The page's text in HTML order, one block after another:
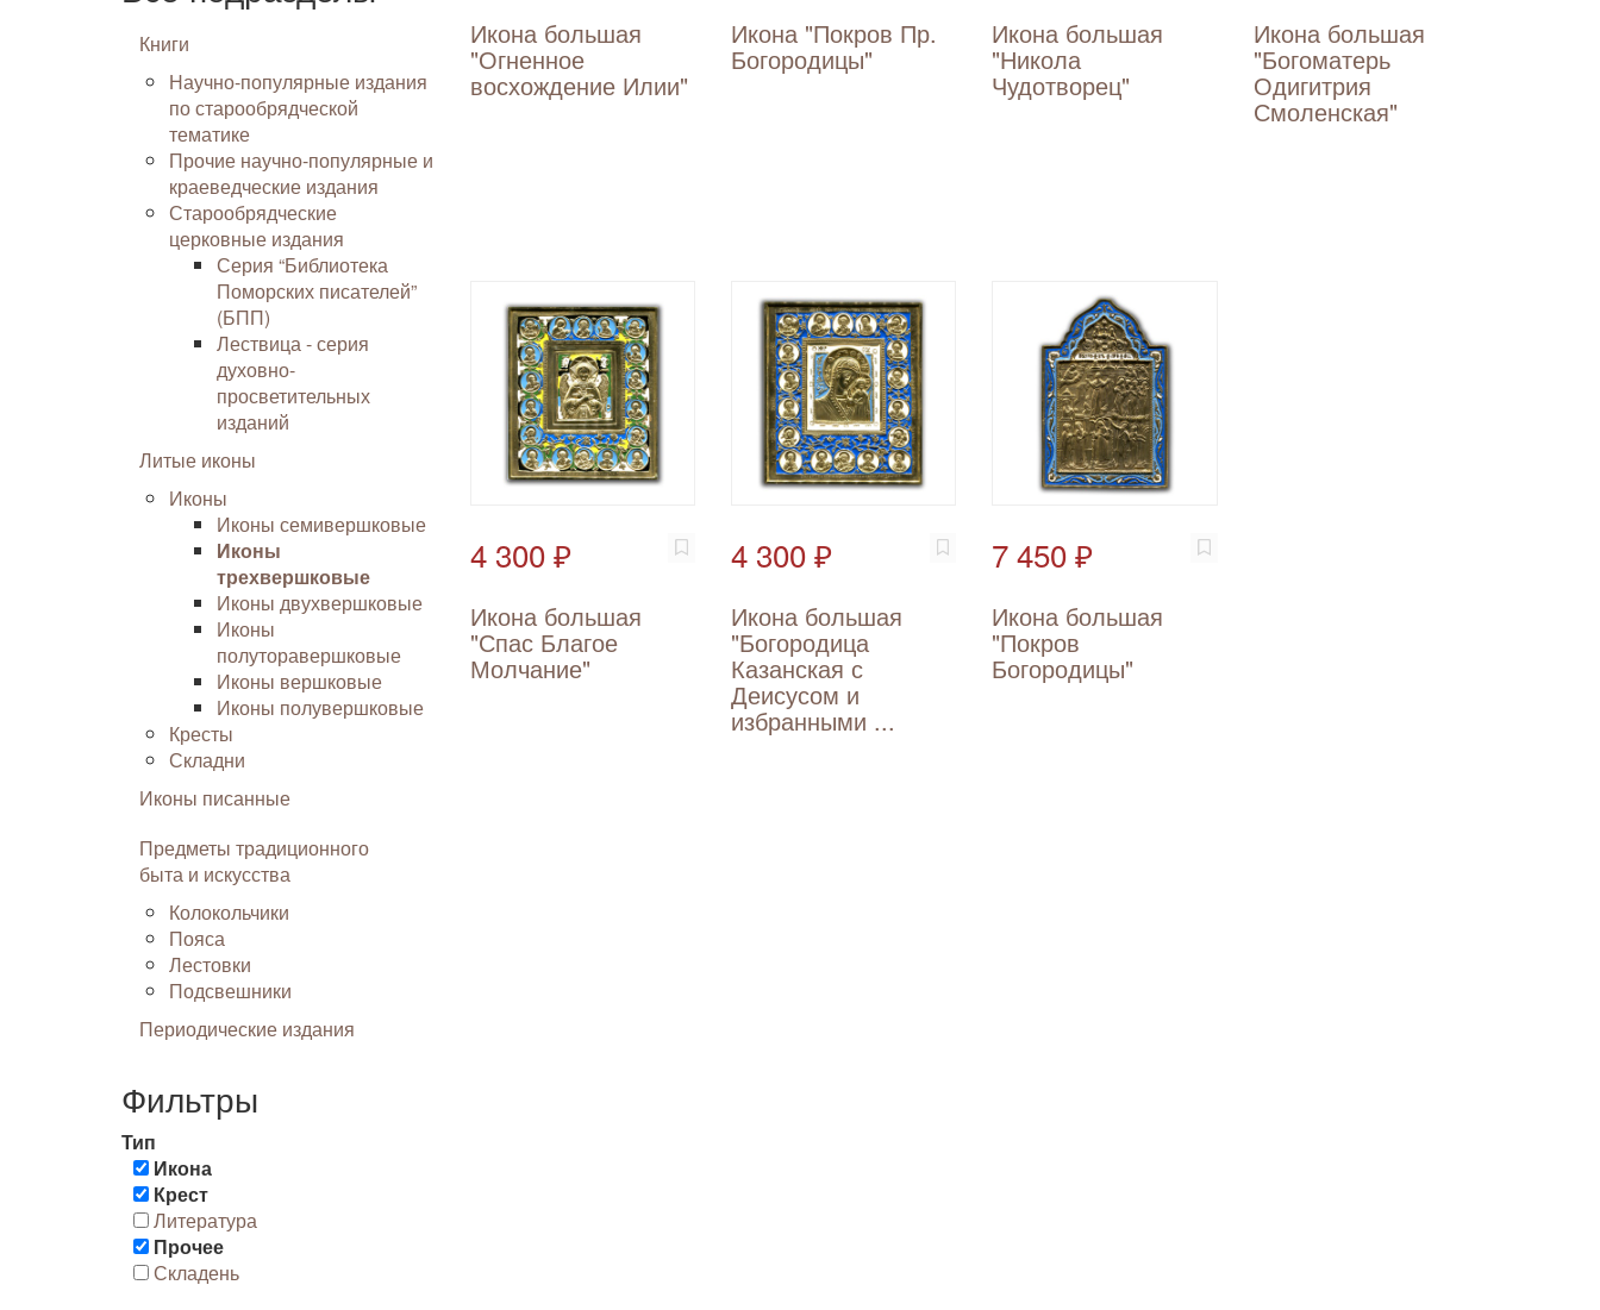
Книги
Научно-популярные издания
по старообрядческой
тематике
Прочие научно-популярные и
краеведческие издания
Старообрядческие
церковные издания
Серия “Библиотека
Поморских писателей”
(БПП)
Лествица - серия
духовно-
просветительных
изданий
Литые иконы
Иконы
Иконы семивершковые
Иконы
трехвершковые
Иконы двухвершковые
Иконы
полуторавершковые
Иконы вершковые
Иконы полувершковые
Кресты
Складни
Иконы писанные
Предметы традиционного
быта и искусства
Колокольчики
Пояса
Лестовки
Подсвешники
Периодические издания
Фильтры
Тип
Икона
Крест
Литература
Прочее
Складень
Икона большая
"Огненное
восхождение Илии"
Икона "Покров Пр.
Богородицы"
Икона большая
"Никола
Чудотворец"
Икона большая
"Богоматерь
Одигитрия
Смоленская"
4 300 ₽
Икона большая
"Спас Благое
Молчание"
4 300 ₽
Икона большая
"Богородица
Казанская с
Деисусом и
избранными ...
7 450 ₽
Икона большая
"Покров
Богородицы"